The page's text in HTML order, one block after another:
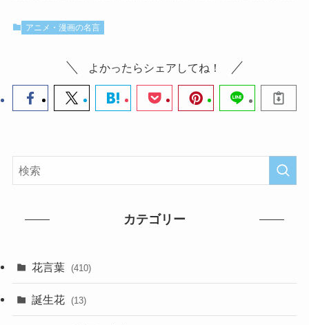
アニメ・漫画の名言
よかったらシェアしてね！
カテゴリー
花言葉 (410)
誕生花 (13)